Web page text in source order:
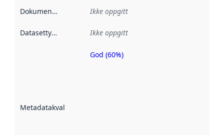
Dokumentasjon Ikke oppgitt
Datasettype Ikke oppgitt
Metadatakvalitet
Metadatakvalitet
God (60%)